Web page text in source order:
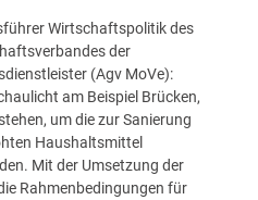
Wirtschaftspolitik des
der
(Agv MoVe):
am Beispiel Brücken,
um die zur Sanierung
Haushaltsmittel
Mit der Umsetzung der
Rahmenbedingungen für